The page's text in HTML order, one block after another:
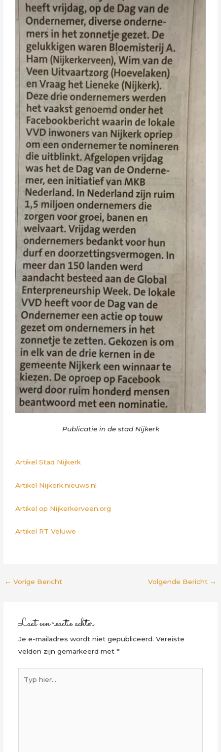
Publicatie in de stad Nijkerk
Artikel Stad Nijkerk
Artikel Nijkerk.nieuws.nl
Artikel op Nijkerkerveen.org
Artikel RT Veluwe
← Vorige Bericht Volgende Bericht →
Laat een reactie achter
Je e-mailadres wordt niet gepubliceerd. Vereiste
velden zijn gemarkeerd met *
hier...